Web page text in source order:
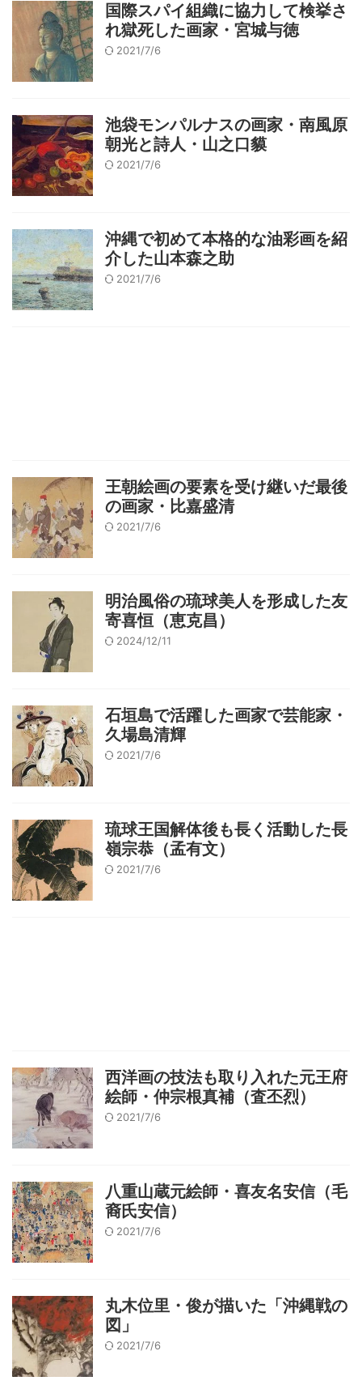
国際スパイ組織に協力して検挙さ
れ獄死した画家・宮城与徳
2021/7/6
池袋モンパルナスの画家・南風原
朝光と詩人・山之口貘
2021/7/6
沖縄で初めて本格的な油彩画を紹
介した山本森之助
2021/7/6
王朝絵画の要素を受け継いだ最後
の画家・比嘉盛清
2021/7/6
明治風俗の琉球美人を形成した友
寄喜恒（恵克昌）
2024/12/11
石垣島で活躍した画家で芸能家・
久場島清輝
2021/7/6
琉球王国解体後も長く活動した長
嶺宗恭（孟有文）
2021/7/6
西洋画の技法も取り入れた元王府
絵師・仲宗根真補（査丕烈）
2021/7/6
八重山蔵元絵師・喜友名安信（毛
裔氏安信）
2021/7/6
丸木位里・俊が描いた「沖縄戦の
図」
2021/7/6